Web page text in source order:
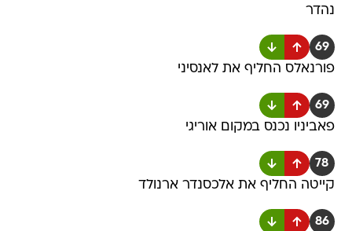
נהדר
69
פורנאלס החליף את לאנסיני
69
פאביניו נכנס במקום אוריגי
78
קייטה החליף את אלכסנדר ארנולד
86